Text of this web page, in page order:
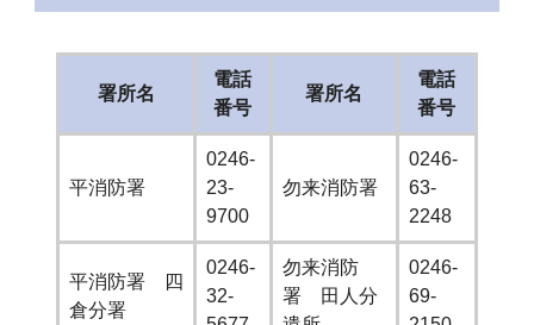
署所名
電話
番号
署所名
電話
番号
平消防署
0246-
23-
9700
勿来消防署
0246-
63-
2248
平消防署 四
倉分署
0246-
32-
勿来消防
署 田人分
0246-
69-